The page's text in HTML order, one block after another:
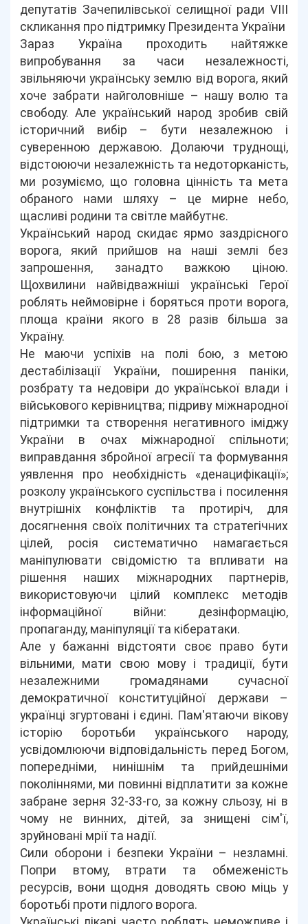
депутатів Зачепилівської селищної ради VIIІ
скликання про підтримку Президента України
Зараз Україна проходить найтяжке
випробування за часи незалежності,
звільняючи українську землю від ворога, який
хоче забрати найголовніше – нашу волю та
свободу. Але український народ зробив свій
історичний вибір – бути незалежною і
суверенною державою. Долаючи труднощі,
відстоюючи незалежність та недоторканість,
ми розуміємо, що головна цінність та мета
обраного нами шляху – це мирне небо,
щасливі родини та світле майбутнє.
Український народ скидає ярмо заздрісного
ворога, який прийшов на наші землі без
запрошення, занадто важкою ціною.
Щохвилини найвідважніші українські Герої
роблять неймовірне і боряться проти ворога,
площа країни якого в 28 разів більша за
Україну.
Не маючи успіхів на полі бою, з метою
дестабілізації України, поширення паніки,
розбрату та недовіри до української влади і
військового керівництва; підриву міжнародної
підтримки та створення негативного іміджу
України в очах міжнародної спільноти;
виправдання збройної агресії та формування
уявлення про необхідність «денацифікації»;
розколу українського суспільства і посилення
внутрішніх конфліктів та протиріч, для
досягнення своїх політичних та стратегічних
цілей, росія систематично намагається
маніпулювати свідомістю та впливати на
рішення наших міжнародних партнерів,
використовуючи цілий комплекс методів
інформаційної війни: дезінформацію,
пропаганду, маніпуляції та кібератаки.
Але у бажанні відстояти своє право бути
вільними, мати свою мову і традиції, бути
незалежними громадянами сучасної
демократичної конституційної держави –
українці згуртовані і єдині. Пам'ятаючи вікову
історію боротьби українського народу,
усвідомлюючи відповідальність перед Богом,
попередніми, нинішнім та прийдешніми
поколіннями, ми повинні відплатити за кожне
забране зерня 32-33-го, за кожну сльозу, ні в
чому не винних, дітей, за знищені сім'ї,
зруйновані мрії та надії.
Сили оборони і безпеки України – незламні.
Попри втому, втрати та обмеженість
ресурсів, вони щодня доводять свою міць у
боротьбі проти підлого ворога.